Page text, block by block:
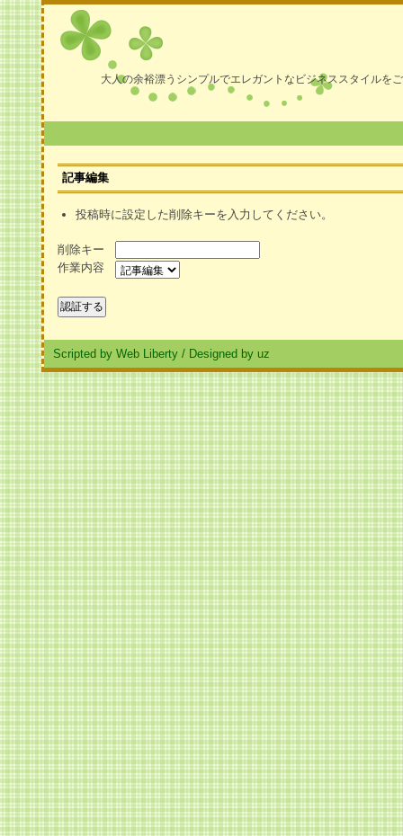
大人の余裕漂うシンプルでエレガントなビジネススタイルを
記事編集
投稿時に設定した削除キーを入力してください。
削除キー
作業内容
Scripted by Web Liberty / Designed by uz